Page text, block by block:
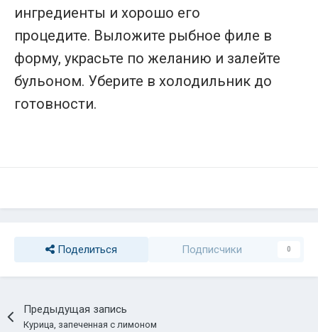
ингредиенты и хорошо его
процедите. Выложите рыбное филе в
форму, украсьте по желанию и залейте
бульоном. Уберите в холодильник до
готовности.
Поделиться Подписчики 0
Предыдущая запись
Курица, запеченная с лимоном